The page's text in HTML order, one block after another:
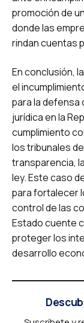
promoción de
donde las
rindan cuentas
En conclusión,
el
para la defensa
jurídica en la
cumplimiento
los tribunales
transparencia,
ley. Este caso
para fortalecer
control de las
Estado cuente
proteger los
desarrollo